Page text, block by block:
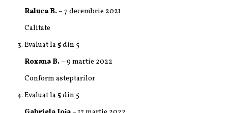
Raluca B. – 7 decembrie 2021
Calitate
Evaluat la 5din 5
Roxana B. – 9 martie 2022
Conform asteptarilor
Evaluat la 5din 5